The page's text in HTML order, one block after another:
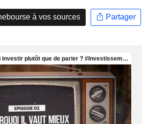
à vos sources Partager